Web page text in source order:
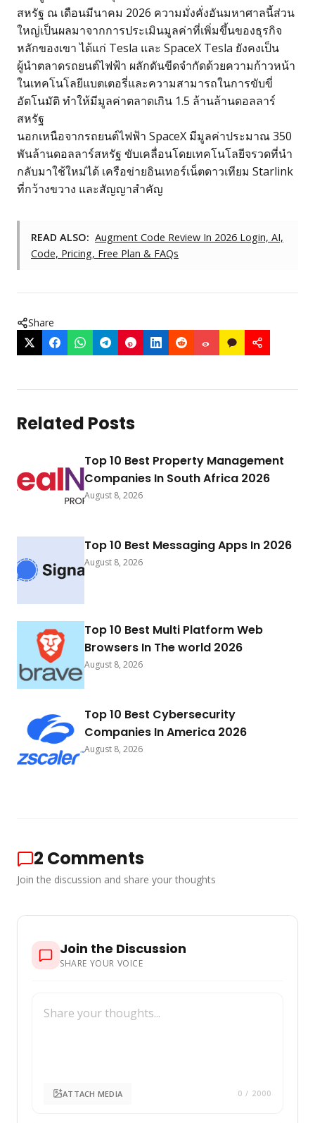
สหรัฐ ณ เดือนมีนาคม 2026 ความมั่งคั่งอันมหาศาลนี้ส่วน
ใหญ่เป็นผลมาจากการประเมินมูลค่าที่เพิ่มขึ้นของธุรกิจ
หลักของเขา ได้แก่ Tesla และ SpaceX Tesla ยังคงเป็น
ผู้นำตลาดรถยนต์ไฟฟ้า ผลักดันขีดจำกัดด้วยความก้าวหน้า
ในเทคโนโลยีแบตเตอรี่และความสามารถในการขับขี่
อัตโนมัติ ทำให้มีมูลค่าตลาดเกิน 1.5 ล้านล้านดอลลาร์
สหรัฐ
นอกเหนือจากรถยนต์ไฟฟ้า SpaceX มีมูลค่าประมาณ 350
พันล้านดอลลาร์สหรัฐ ขับเคลื่อนโดยเทคโนโลยีจรวดที่นำ
กลับมาใช้ใหม่ได้ เครือข่ายอินเทอร์เน็ตดาวเทียม Starlink
ที่กว้างขวาง และสัญญาสำคัญ
READ ALSO: Augment Code Review In 2026 Login, AI,
Code, Pricing, Free Plan & FAQs
Share
Related Posts
Top 10 Best Property Management
Companies In South Africa 2026
August 8, 2026
Top 10 Best Messaging Apps In 2026
August 8, 2026
Top 10 Best Multi Platform Web
Browsers In The world 2026
August 8, 2026
Top 10 Best Cybersecurity
Companies In America 2026
August 8, 2026
2 Comments
Join the discussion and share your thoughts
Join the Discussion
SHARE YOUR VOICE
ATTACH MEDIA 0 / 2000